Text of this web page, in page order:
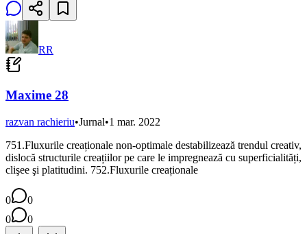
RR
Maxime 28
razvan rachieriu•Jurnal•1 mar. 2022
751.Fluxurile creaționale non-optimale destabilizează trendul creativ,
dislocă structurile creațiilor pe care le impregnează cu superficialități,
clişee şi platitudini. 752.Fluxurile creaționale
0
0
0
0